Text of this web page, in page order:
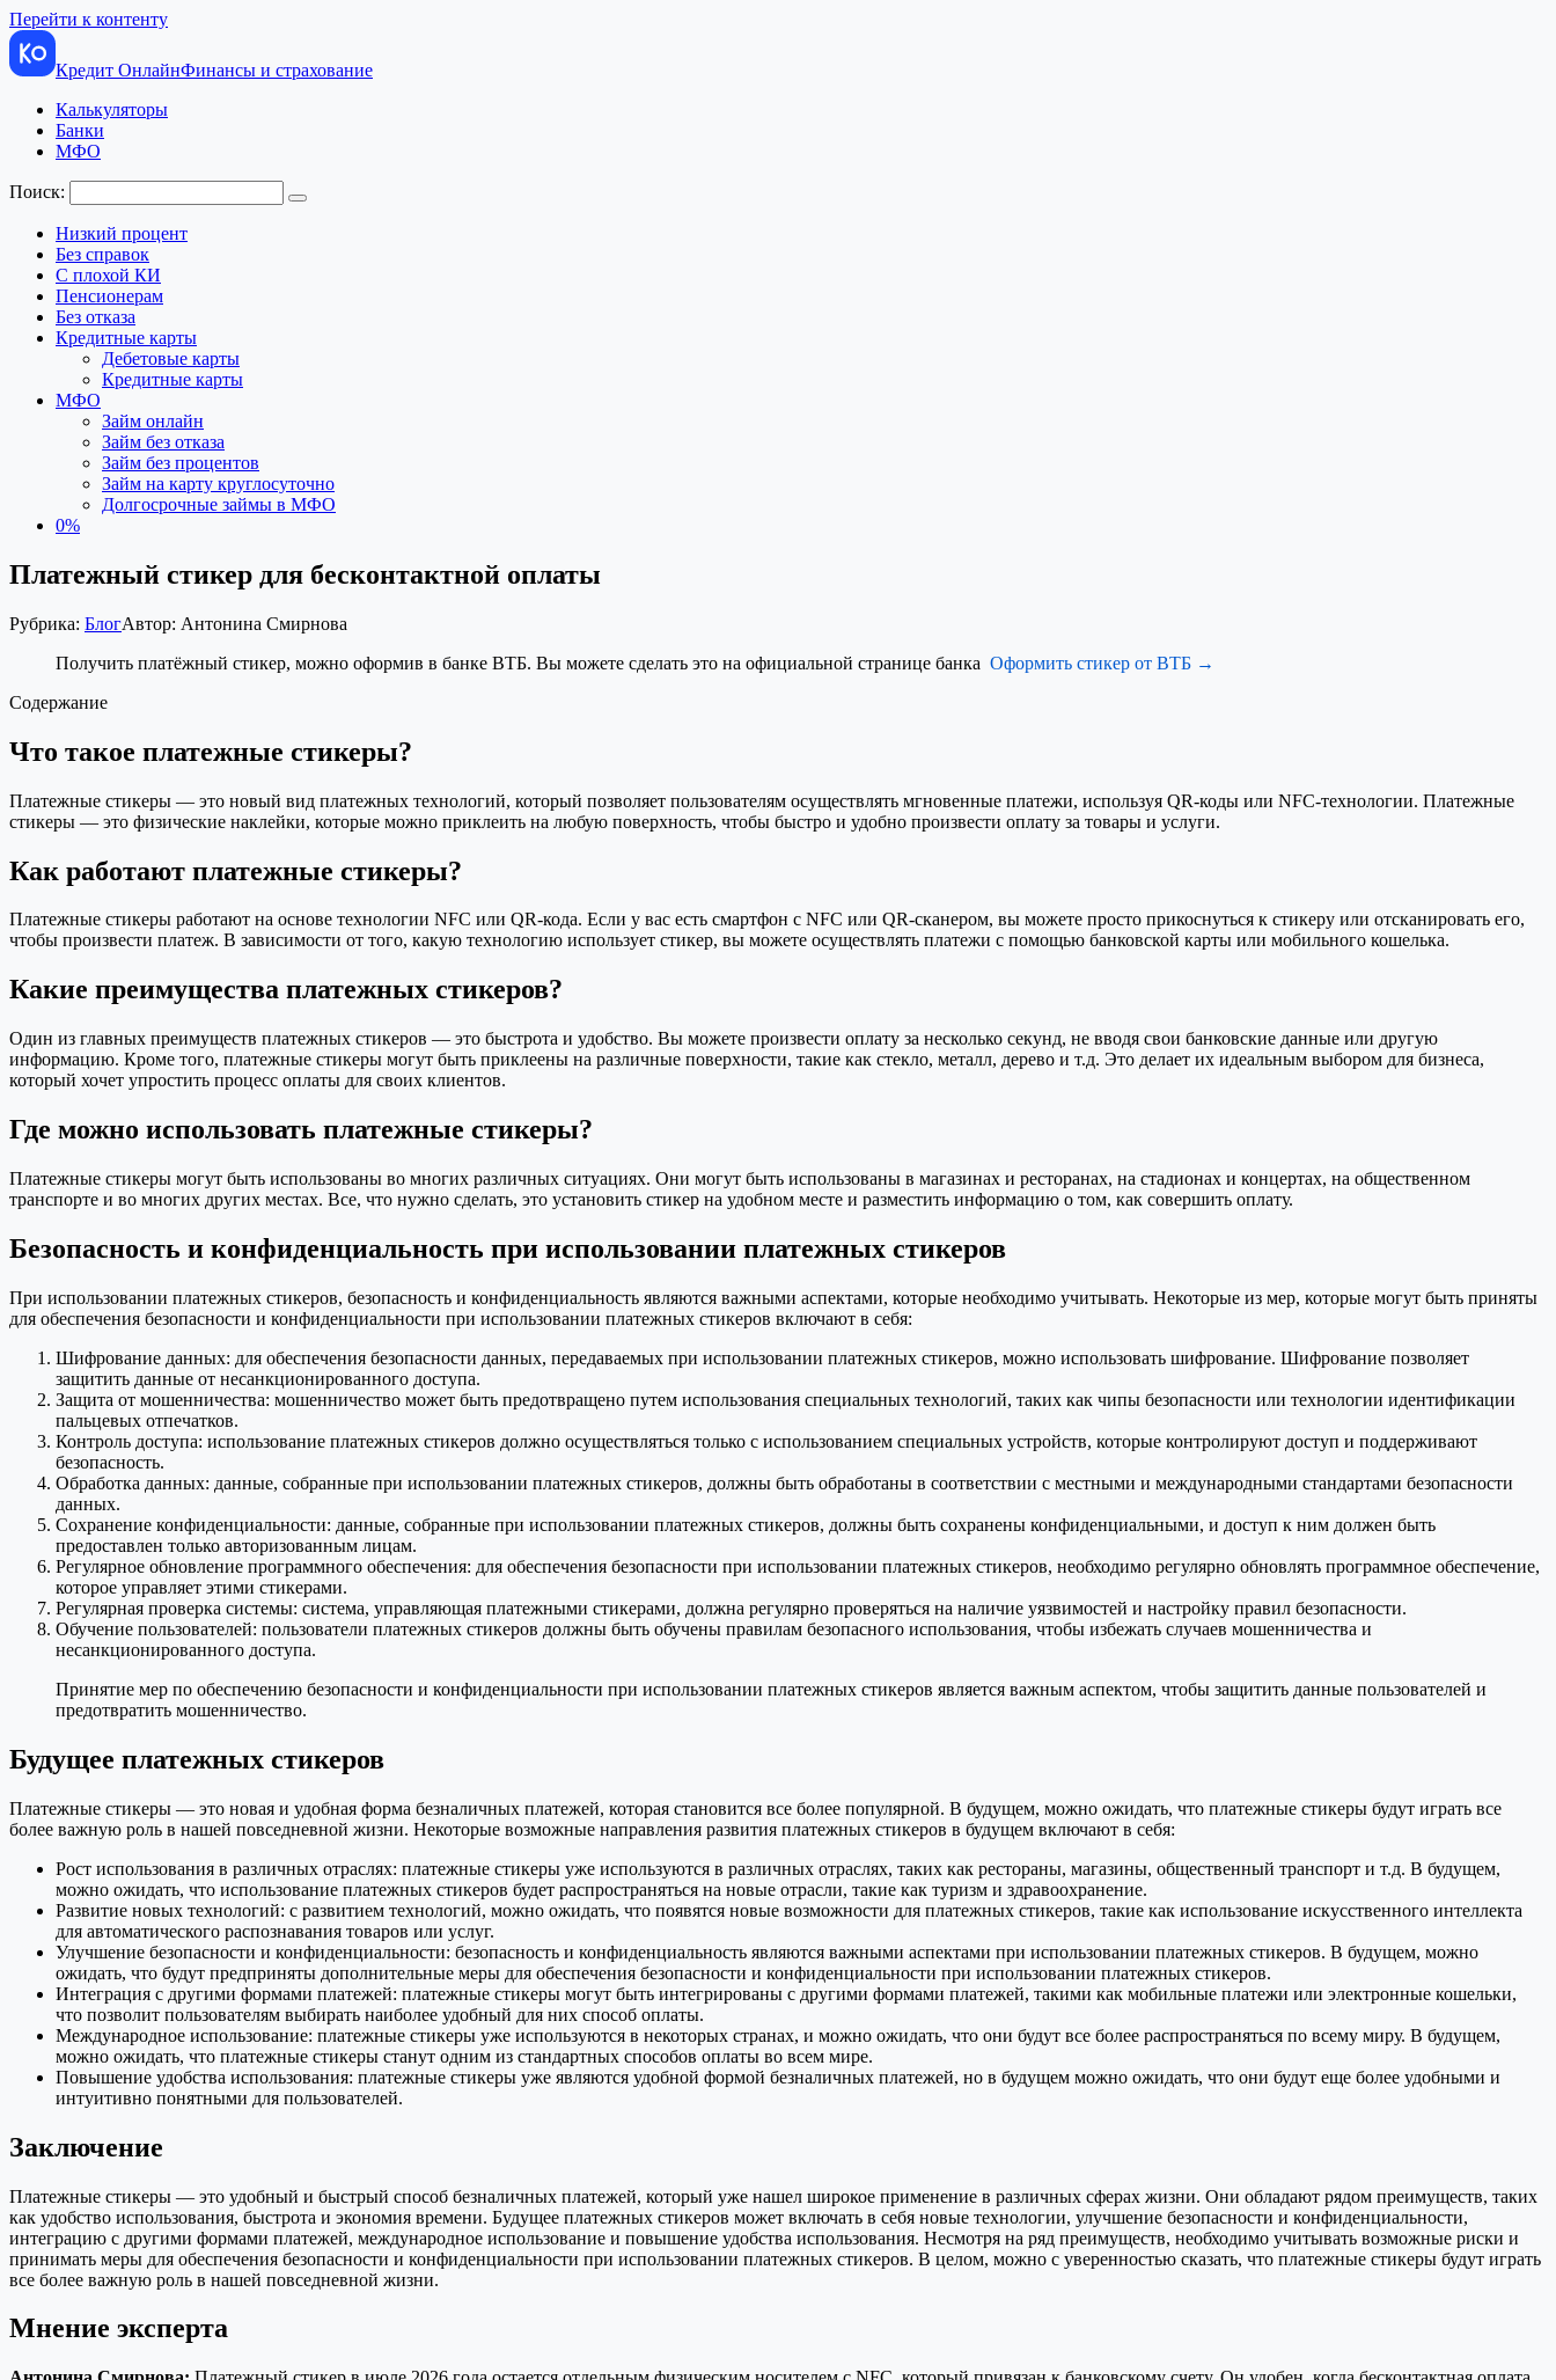
Перейти к контенту
Кредит ОнлайнФинансы и страхование
Калькуляторы
Банки
МФО
Поиск:
Низкий процент
Без справок
С плохой КИ
Пенсионерам
Без отказа
Кредитные карты
Дебетовые карты
Кредитные карты
МФО
Займ онлайн
Займ без отказа
Займ без процентов
Займ на карту круглосуточно
Долгосрочные займы в МФО
0%
Платежный стикер для бесконтактной оплаты
Рубрика: БлогАвтор: Антонина Смирнова
Получить платёжный стикер, можно оформив в банке ВТБ. Вы можете сделать это на официальной странице банка Оформить стикер от ВТБ →
Содержание
Что такое платежные стикеры?
Платежные стикеры — это новый вид платежных технологий, который позволяет пользователям осуществлять мгновенные платежи, используя QR-коды или NFC-технологии. Платежные
стикеры — это физические наклейки, которые можно приклеить на любую поверхность, чтобы быстро и удобно произвести оплату за товары и услуги.
Как работают платежные стикеры?
Платежные стикеры работают на основе технологии NFC или QR-кода. Если у вас есть смартфон с NFC или QR-сканером, вы можете просто прикоснуться к стикеру или отсканировать его,
чтобы произвести платеж. В зависимости от того, какую технологию использует стикер, вы можете осуществлять платежи с помощью банковской карты или мобильного кошелька.
Какие преимущества платежных стикеров?
Один из главных преимуществ платежных стикеров — это быстрота и удобство. Вы можете произвести оплату за несколько секунд, не вводя свои банковские данные или другую
информацию. Кроме того, платежные стикеры могут быть приклеены на различные поверхности, такие как стекло, металл, дерево и т.д. Это делает их идеальным выбором для бизнеса,
который хочет упростить процесс оплаты для своих клиентов.
Где можно использовать платежные стикеры?
Платежные стикеры могут быть использованы во многих различных ситуациях. Они могут быть использованы в магазинах и ресторанах, на стадионах и концертах, на общественном
транспорте и во многих других местах. Все, что нужно сделать, это установить стикер на удобном месте и разместить информацию о том, как совершить оплату.
Безопасность и конфиденциальность при использовании платежных стикеров
При использовании платежных стикеров, безопасность и конфиденциальность являются важными аспектами, которые необходимо учитывать. Некоторые из мер, которые могут быть приняты
для обеспечения безопасности и конфиденциальности при использовании платежных стикеров включают в себя:
Шифрование данных: для обеспечения безопасности данных, передаваемых при использовании платежных стикеров, можно использовать шифрование. Шифрование позволяет
защитить данные от несанкционированного доступа.
Защита от мошенничества: мошенничество может быть предотвращено путем использования специальных технологий, таких как чипы безопасности или технологии идентификации
пальцевых отпечатков.
Контроль доступа: использование платежных стикеров должно осуществляться только с использованием специальных устройств, которые контролируют доступ и поддерживают
безопасность.
Обработка данных: данные, собранные при использовании платежных стикеров, должны быть обработаны в соответствии с местными и международными стандартами безопасности
данных.
Сохранение конфиденциальности: данные, собранные при использовании платежных стикеров, должны быть сохранены конфиденциальными, и доступ к ним должен быть
предоставлен только авторизованным лицам.
Регулярное обновление программного обеспечения: для обеспечения безопасности при использовании платежных стикеров, необходимо регулярно обновлять программное обеспечение,
которое управляет этими стикерами.
Регулярная проверка системы: система, управляющая платежными стикерами, должна регулярно проверяться на наличие уязвимостей и настройку правил безопасности.
Обучение пользователей: пользователи платежных стикеров должны быть обучены правилам безопасного использования, чтобы избежать случаев мошенничества и
несанкционированного доступа.
Принятие мер по обеспечению безопасности и конфиденциальности при использовании платежных стикеров является важным аспектом, чтобы защитить данные пользователей и
предотвратить мошенничество.
Будущее платежных стикеров
Платежные стикеры — это новая и удобная форма безналичных платежей, которая становится все более популярной. В будущем, можно ожидать, что платежные стикеры будут играть все
более важную роль в нашей повседневной жизни. Некоторые возможные направления развития платежных стикеров в будущем включают в себя:
Рост использования в различных отраслях: платежные стикеры уже используются в различных отраслях, таких как рестораны, магазины, общественный транспорт и т.д. В будущем,
можно ожидать, что использование платежных стикеров будет распространяться на новые отрасли, такие как туризм и здравоохранение.
Развитие новых технологий: с развитием технологий, можно ожидать, что появятся новые возможности для платежных стикеров, такие как использование искусственного интеллекта
для автоматического распознавания товаров или услуг.
Улучшение безопасности и конфиденциальности: безопасность и конфиденциальность являются важными аспектами при использовании платежных стикеров. В будущем, можно
ожидать, что будут предприняты дополнительные меры для обеспечения безопасности и конфиденциальности при использовании платежных стикеров.
Интеграция с другими формами платежей: платежные стикеры могут быть интегрированы с другими формами платежей, такими как мобильные платежи или электронные кошельки,
что позволит пользователям выбирать наиболее удобный для них способ оплаты.
Международное использование: платежные стикеры уже используются в некоторых странах, и можно ожидать, что они будут все более распространяться по всему миру. В будущем,
можно ожидать, что платежные стикеры станут одним из стандартных способов оплаты во всем мире.
Повышение удобства использования: платежные стикеры уже являются удобной формой безналичных платежей, но в будущем можно ожидать, что они будут еще более удобными и
интуитивно понятными для пользователей.
Заключение
Платежные стикеры — это удобный и быстрый способ безналичных платежей, который уже нашел широкое применение в различных сферах жизни. Они обладают рядом преимуществ, таких
как удобство использования, быстрота и экономия времени. Будущее платежных стикеров может включать в себя новые технологии, улучшение безопасности и конфиденциальности,
интеграцию с другими формами платежей, международное использование и повышение удобства использования. Несмотря на ряд преимуществ, необходимо учитывать возможные риски и
принимать меры для обеспечения безопасности и конфиденциальности при использовании платежных стикеров. В целом, можно с уверенностью сказать, что платежные стикеры будут играть
все более важную роль в нашей повседневной жизни.
Мнение эксперта